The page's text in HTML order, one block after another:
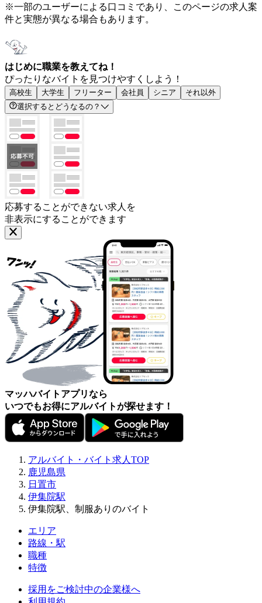
※一部のユーザーによる口コミであり、このページの求人案
件と実態が異なる場合もあります。
はじめに職業を教えてね！
ぴったりなバイトを見つけやすくしよう！
高校生 大学生 フリーター 会社員 シニア
それ以外
選択するとどうなるの？
応募することができない求人を
非表示にすることができます
マッハバイトアプリなら
いつでもお得にアルバイトが探せます！
アルバイト・バイト求人TOP
鹿児島県
日置市
伊集院駅
伊集院駅、制服ありのバイト
エリア
路線・駅
職種
特徴
採用をご検討中の企業様へ